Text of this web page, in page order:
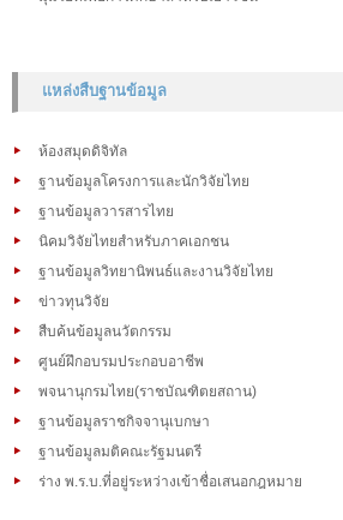
แหล่งสืบฐานข้อมูล
ห้องสมุดดิจิทัล
ฐานข้อมูลโครงการและนักวิจัยไทย
ฐานข้อมูลวารสารไทย
นิคมวิจัยไทยสำหรับภาคเอกชน
ฐานข้อมูลวิทยานิพนธ์และงานวิจัยไทย
ข่าวทุนวิจัย
สืบค้นข้อมูลนวัตกรรม
ศูนย์ฝึกอบรมประกอบอาชีพ
พจนานุกรมไทย(ราชบัณฑิตยสถาน)
ฐานข้อมูลราชกิจจานุเบกษา
ฐานข้อมูลมติคณะรัฐมนตรี
ร่าง พ.ร.บ.ที่อยู่ระหว่างเข้าชื่อเสนอกฎหมาย